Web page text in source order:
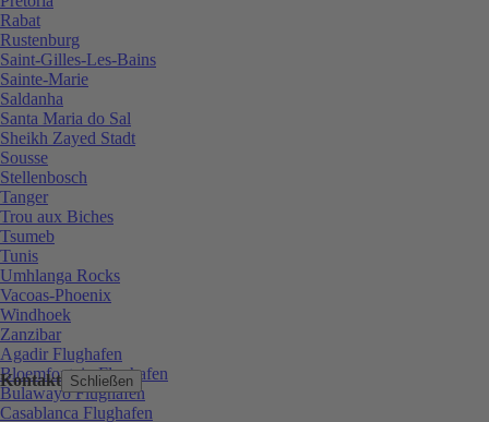
Kontakt Schließen
Rabat
Rustenburg
Saint-Gilles-Les-Bains
Sainte-Marie
Saldanha
Santa Maria do Sal
Sheikh Zayed Stadt
Sousse
Stellenbosch
Tanger
Trou aux Biches
Tsumeb
Tunis
Umhlanga Rocks
Vacoas-Phoenix
Windhoek
Zanzibar
Agadir Flughafen
Bloemfontein Flughafen
Bulawayo Flughafen
Casablanca Flughafen